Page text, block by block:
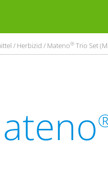
/ Herbizid / Mateno® Trio Set